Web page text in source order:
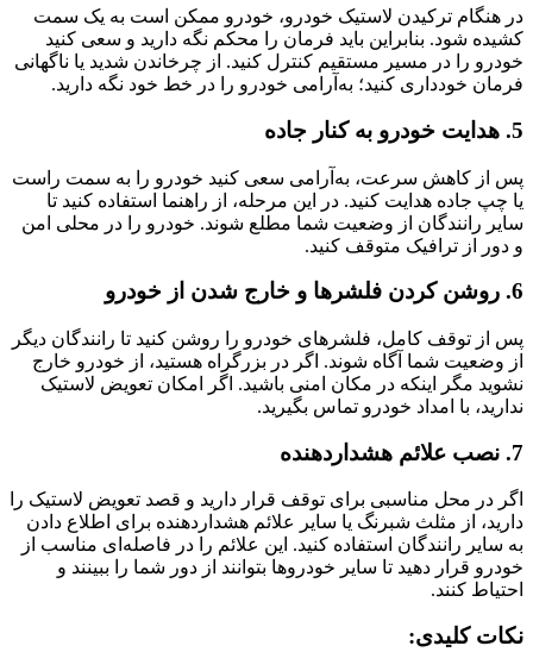
در هنگام ترکیدن لاستیک خودرو، خودرو ممکن است به یک سمت
کشیده شود. بنابراین باید فرمان را محکم نگه دارید و سعی کنید
خودرو را در مسیر مستقیم کنترل کنید. از چرخاندن شدید یا ناگهانی
فرمان خودداری کنید؛ به‌آرامی خودرو را در خط خود نگه دارید.
5. هدایت خودرو به کنار جاده
پس از کاهش سرعت، به‌آرامی سعی کنید خودرو را به سمت راست
یا چپ جاده هدایت کنید. در این مرحله، از راهنما استفاده کنید تا
سایر رانندگان از وضعیت شما مطلع شوند. خودرو را در محلی امن
و دور از ترافیک متوقف کنید.
6. روشن کردن فلشرها و خارج شدن از خودرو
پس از توقف کامل، فلشرهای خودرو را روشن کنید تا رانندگان دیگر
از وضعیت شما آگاه شوند. اگر در بزرگراه هستید، از خودرو خارج
نشوید مگر اینکه در مکان امنی باشید. اگر امکان تعویض لاستیک
ندارید، با امداد خودرو تماس بگیرید.
7. نصب علائم هشداردهنده
اگر در محل مناسبی برای توقف قرار دارید و قصد تعویض لاستیک را
دارید، از مثلث شبرنگ یا سایر علائم هشداردهنده برای اطلاع دادن
به سایر رانندگان استفاده کنید. این علائم را در فاصله‌ای مناسب از
خودرو قرار دهید تا سایر خودروها بتوانند از دور شما را ببینند و
احتیاط کنند.
نکات کلیدی: